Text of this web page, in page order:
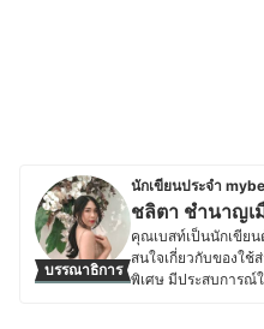
บรรณาธิการ
นักเขียนประจำ
ชลิตา ชำนาญเ
คุณเบสท์เป็นนักเขีย
สนใจเกี่ยวกับของใ
พิเศษ มีประสบการณ์